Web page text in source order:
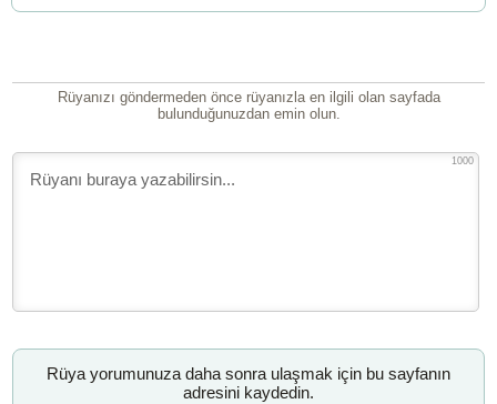
Rüyanızı göndermeden önce rüyanızla en ilgili olan sayfada
bulunduğunuzdan emin olun.
1000
Rüya yorumunuza daha sonra ulaşmak için bu sayfanın
adresini kaydedin.